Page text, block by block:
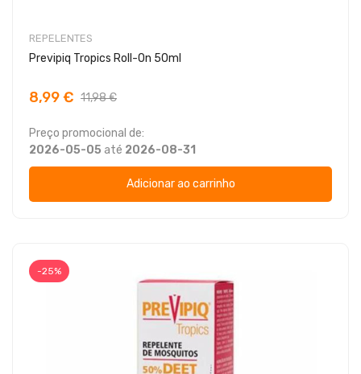
REPELENTES
Previpiq Tropics Roll-On 50ml
8,99 € 11,98 €
Preço promocional de:
2026-05-05 até 2026-08-31
Adicionar ao carrinho
-25%